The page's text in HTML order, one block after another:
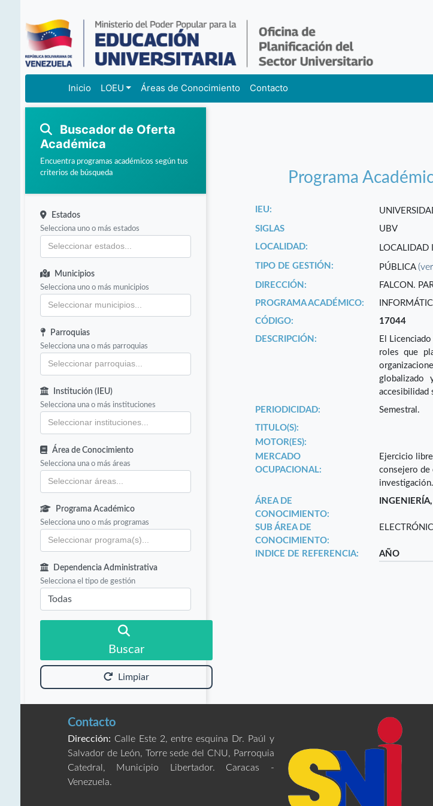
Inicio LOEU Áreas de Conocimiento Contacto
Buscador de Oferta
Académica
Encuentra programas académicos según tus
criterios de búsqueda
Estados
Selecciona uno o más estados
Municipios
Selecciona uno o más municipios
Parroquias
Selecciona una o más parroquias
Institución (IEU)
Selecciona una o más instituciones
Área de Conocimiento
Selecciona una o más áreas
Programa Académico
Selecciona uno o más programas
Dependencia Administrativa
Selecciona el tipo de gestión
Buscar
Limpiar
Programa
IEU:
SIGLAS
UBV
LOCALIDAD:
LOCALIDAD
TIPO DE GESTIÓN: PÚBLICA
DIRECCIÓN:
FALCON.
PROGRAMA ACADÉMICO:
CÓDIGO:
17044
DESCRIPCIÓN:
El
roles que
globalizado
accesibilidad
PERIODICIDAD:
Semestral.
TITULO(S):
MOTOR(ES):
MERCADO
OCUPACIONAL:
Ejercicio
consejero de
investigación.
ÁREA DE
CONOCIMIENTO:
SUB ÁREA DE
CONOCIMIENTO:
INDICE DE REFERENCIA: AÑO
Contacto
Dirección: Calle Este 2, entre esquina Dr. Paúl y
Salvador de León, Torre sede del CNU, Parroquia
Catedral, Municipio Libertador. Caracas -
Venezuela.